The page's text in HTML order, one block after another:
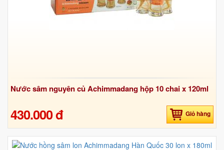
Nước sâm nguyên củ Achimmadang hộp 10 chai x 120ml
430.000 đ Giỏ hàng